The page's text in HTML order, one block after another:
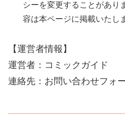
シーを変更することがあり
容は本ページに掲載いたし
【運営者情報】
運営者：コミックガイド
連絡先：お問い合わせフォ